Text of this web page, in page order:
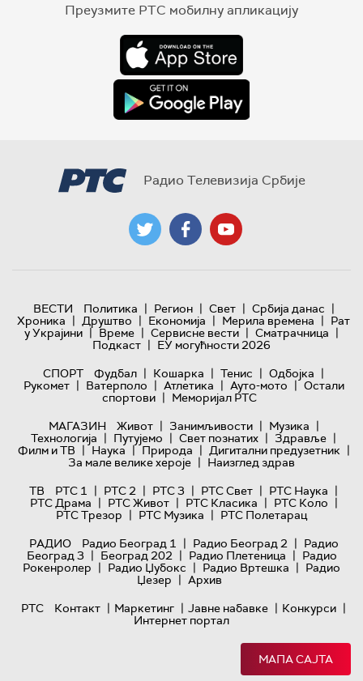
Преузмите РТС мобилну апликацију
Радио Телевизија Србије
ВЕСТИ Политика | Регион | Свет | Србија данас |
Хроника | Друштво | Економија | Мерила времена | Рат
у Украјини | Време | Сервисне вести | Сматрачница |
Подкаст | ЕУ могућности 2026
СПОРТ
Фудбал | Кошарка | Тенис | Одбојка |
Рукомет | Ватерполо | Атлетика | Ауто-мото | Остали
спортови | Меморијал РТС
МАГАЗИН
Живот | Занимљивости | Музика |
Технологијa | Путујемо | Свет познатих | Здравље |
Филм и ТВ | Наука | Природа | Дигитални предузетник |
За мале велике хероје | Наизглед здрав
ТВ
РТС 1 | РТС 2 | РТС 3 | РТС Свет | РТС Наука |
РТС Драма | РТС Живот | РТС Класика | РТС Коло |
РТС Трезор | РТС Музика | РТС Полетарац
РАДИО
Радио Београд 1 | Радио Београд 2 | Радио
Београд 3 | Београд 202 | Радио Плетеница | Радио
Рокенролер | Радио Џубокс | Радио Вртешка | Радио
Џезер | Архив
РТС
Контакт | Маркетинг | Јавне набавке | Конкурси |
Интернет портал
МАПА САЈТА